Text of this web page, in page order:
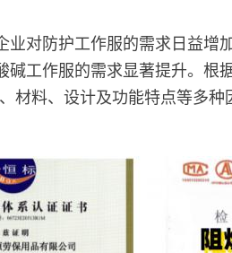
业对防护工作服的需求日益增
碱工作服的需求显著提升。根
材料、设计及功能特点等多种